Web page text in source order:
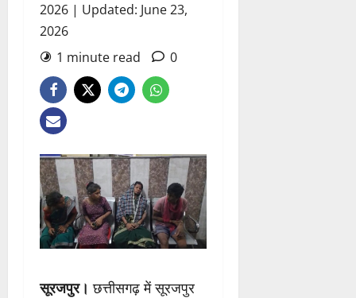
2026 | Updated: June 23,
2026
1 minute read
0
सूरजपुर। छत्तीसगढ़ में सूरजपुर